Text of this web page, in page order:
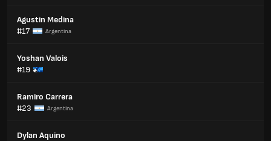
Agustin Medina
#17
Argentina
Yoshan Valois
#19
Ramiro Carrera
#23
Argentina
Dylan Aquino